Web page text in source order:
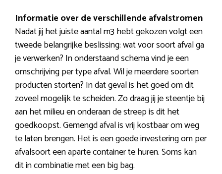
Informatie over de verschillende afvalstromen
Nadat jij het juiste aantal m3 hebt gekozen volgt een
tweede belangrijke beslissing: wat voor soort afval ga
je verwerken? In onderstaand schema vind je een
omschrijving per type afval. Wil je meerdere soorten
producten storten? In dat geval is het goed om dit
zoveel mogelijk te scheiden. Zo draag jij je steentje bij
aan het milieu en onderaan de streep is dit het
goedkoopst. Gemengd afval is vrij kostbaar om weg
te laten brengen. Het is een goede investering om per
afvalsoort een aparte container te huren. Soms kan
dit in combinatie met een big bag.